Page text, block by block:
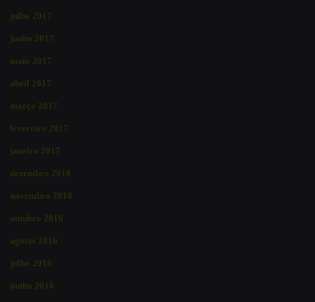
julho 2017
junho 2017
maio 2017
abril 2017
março 2017
fevereiro 2017
janeiro 2017
dezembro 2016
novembro 2016
outubro 2016
agosto 2016
julho 2016
junho 2016